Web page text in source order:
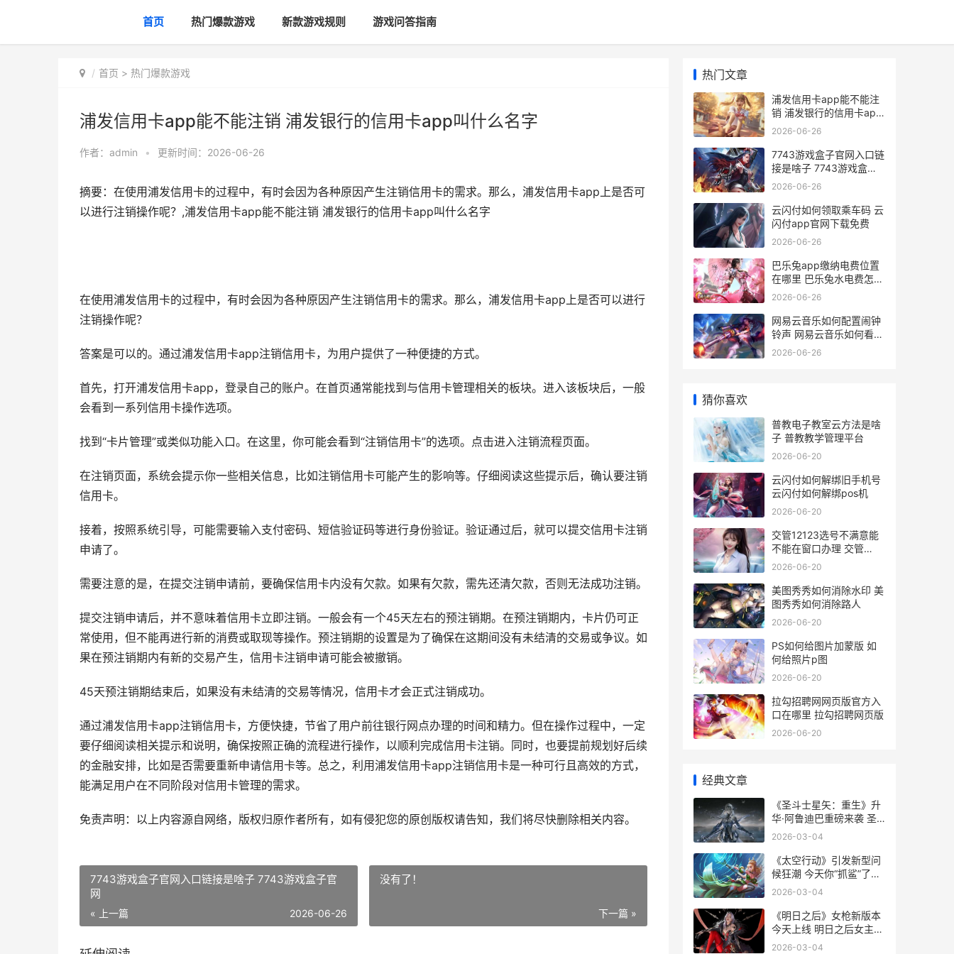
首页 热门爆款游戏 新款游戏规则 游戏问答指南
首页 > 热门爆款游戏
浦发信用卡app能不能注销 浦发银行的信用卡app叫什么名字
作者： admin • 更新时间：2026-06-26
摘要：在使用浦发信用卡的过程中，有时会因为各种原因产生注销信用卡的需求。那么，浦发信用卡app上是否可
以进行注销操作呢？,浦发信用卡app能不能注销 浦发银行的信用卡app叫什么名字
在使用浦发信用卡的过程中，有时会因为各种原因产生注销信用卡的需求。那么，浦发信用卡app上是否可以进行
注销操作呢？
答案是可以的。通过浦发信用卡app注销信用卡，为用户提供了一种便捷的方式。
首先，打开浦发信用卡app，登录自己的账户。在首页通常能找到与信用卡管理相关的板块。进入该板块后，一般
会看到一系列信用卡操作选项。
找到“卡片管理”或类似功能入口。在这里，你可能会看到“注销信用卡”的选项。点击进入注销流程页面。
在注销页面，系统会提示你一些相关信息，比如注销信用卡可能产生的影响等。仔细阅读这些提示后，确认要注销
信用卡。
接着，按照系统引导，可能需要输入支付密码、短信验证码等进行身份验证。验证通过后，就可以提交信用卡注销
申请了。
需要注意的是，在提交注销申请前，要确保信用卡内没有欠款。如果有欠款，需先还清欠款，否则无法成功注销。
提交注销申请后，并不意味着信用卡立即注销。一般会有一个45天左右的预注销期。在预注销期内，卡片仍可正
常使用，但不能再进行新的消费或取现等操作。预注销期的设置是为了确保在这期间没有未结清的交易或争议。如
果在预注销期内有新的交易产生，信用卡注销申请可能会被撤销。
45天预注销期结束后，如果没有未结清的交易等情况，信用卡才会正式注销成功。
通过浦发信用卡app注销信用卡，方便快捷，节省了用户前往银行网点办理的时间和精力。但在操作过程中，一定
要仔细阅读相关提示和说明，确保按照正确的流程进行操作，以顺利完成信用卡注销。同时，也要提前规划好后续
的金融安排，比如是否需要重新申请信用卡等。总之，利用浦发信用卡app注销信用卡是一种可行且高效的方式，
能满足用户在不同阶段对信用卡管理的需求。
免责声明：以上内容源自网络，版权归原作者所有，如有侵犯您的原创版权请告知，我们将尽快删除相关内容。
7743游戏盒子官网入口链接是啥子 7743游戏盒子官
网
« 上一篇 2026-06-26
没有了！
下一篇 »
热门文章
浦发信用卡app能不能注
销 浦发银行的信用卡app
叫什么名字
2026-06-26
7743游戏盒子官网入口链
接是啥子 7743游戏盒子
官网
2026-06-26
云闪付如何领取乘车码 云
闪付app官网下载免费
2026-06-26
巴乐兔app缴纳电费位置
在哪里 巴乐兔水电费怎么
交
2026-06-26
网易云音乐如何配置闹钟
铃声 网易云音乐如何看歌
词
2026-06-26
猜你喜欢
普教电子教室云方法是啥
子 普教教学管理平台
2026-06-20
云闪付如何解绑旧手机号
云闪付如何解绑pos机
2026-06-20
交管12123选号不满意能
不能在窗口办理 交管
12123选号不满意可以去
2026-06-20
美图秀秀如何消除水印 美
图秀秀如何消除路人
2026-06-20
PS如何给图片加蒙版 如
何给照片p图
2026-06-20
拉勾招聘网网页版官方入
口在哪里 拉勾招聘网页版
2026-06-20
经典文章
《圣斗士星矢：重生》升
华·阿鲁迪巴重磅来袭 圣
斗士星矢国语版全集在线
2026-03-04
《太空行动》引发新型问
候狂潮 今天你“抓鲨”了没
blb太空行动
2026-03-04
《明日之后》女枪新版本
今天上线 明日之后女主角
叫什么名字
2026-03-04